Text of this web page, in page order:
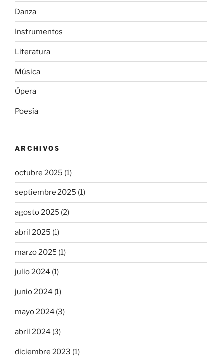
Danza
Instrumentos
Literatura
Música
Ópera
Poesía
ARCHIVOS
octubre 2025 (1)
septiembre 2025 (1)
agosto 2025 (2)
abril 2025 (1)
marzo 2025 (1)
julio 2024 (1)
junio 2024 (1)
mayo 2024 (3)
abril 2024 (3)
diciembre 2023 (1)